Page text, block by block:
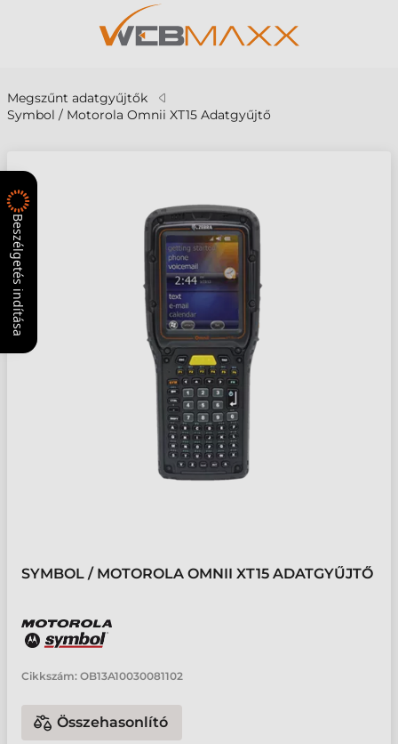
Megszűnt adatgyűjtők
Symbol / Motorola Omnii XT15 Adatgyűjtő
SYMBOL / MOTOROLA OMNII XT15 ADATGYŰJTŐ
Cikkszám: OB13A10030081102
Összehasonlító
Beszélgetés indítása